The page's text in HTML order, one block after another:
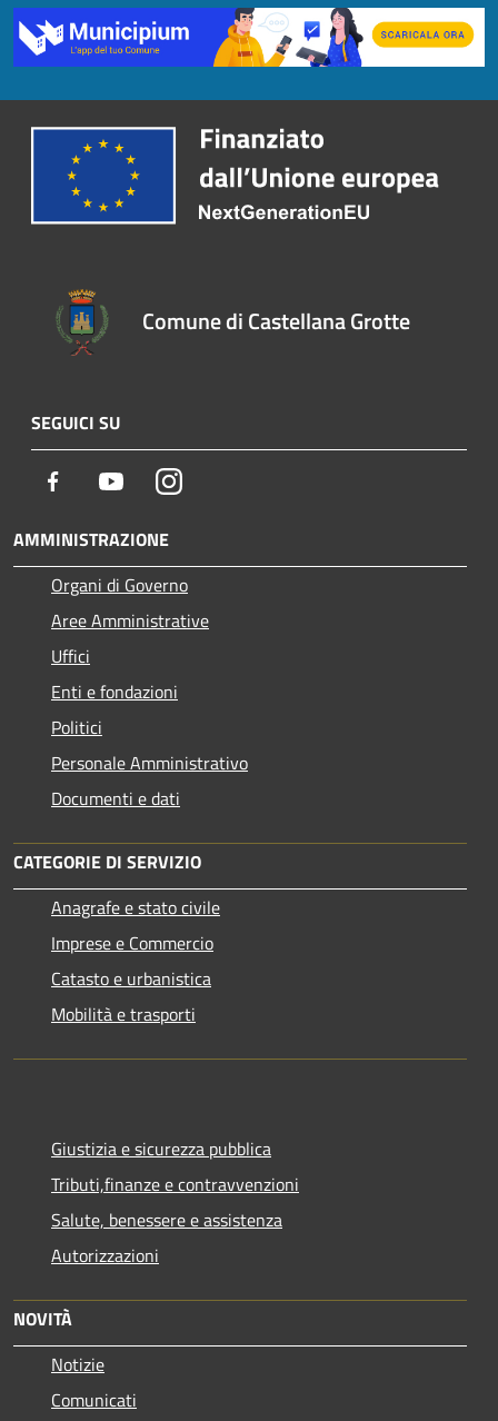
Comune di Castellana Grotte
SEGUICI SU
Facebook YoutubeInstagram
AMMINISTRAZIONE
Organi di Governo
Aree Amministrative
Uffici
Enti e fondazioni
Politici
Personale Amministrativo
Documenti e dati
CATEGORIE DI SERVIZIO
Anagrafe e stato civile
Imprese e Commercio
Catasto e urbanistica
Mobilità e trasporti
Giustizia e sicurezza pubblica
Tributi,finanze e contravvenzioni
Salute, benessere e assistenza
Autorizzazioni
NOVITÀ
Notizie
Comunicati